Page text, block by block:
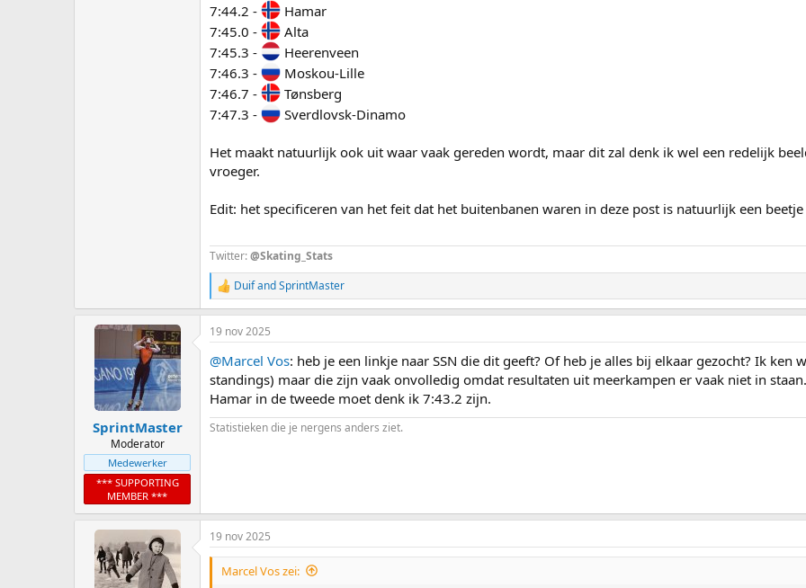
7:44.2 -
Hamar
7:45.0 -
Alta
7:45.3 -
Heerenveen
7:46.3 -
Moskou-Lille
7:46.7 -
Tønsberg
7:47.3 -
Sverdlovsk-Dinamo
Het maakt natuurlijk ook uit waar vaak gereden wordt, maar dit zal denk ik wel een redelijk
vroeger.
Edit: het specificeren van het feit dat het buitenbanen waren in deze post is natuurlijk een
Twitter:@Skating_Stats
R
e
a
c
i
o
n
s
:
DuifandSprintMaster
SprintMaster
Moderator
Medewerker
*** SUPPORTING
MEMBER ***
19 nov 2025
@Marcel Vos: heb je een linkje naar SSN die dit geeft? Of heb je alles bij elkaar gezocht? Ik ken
standings) maar die zijn vaak onvolledig omdat resultaten uit meerkampen er vaak niet in staan.
Hamar in de tweede moet denk ik 7:43.2 zijn.
Statistieken die je nergens anders ziet.
19 nov 2025
Marcel Vos zei: